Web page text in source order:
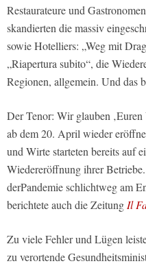
Restaurateure und
skandierten die massiv
sowie Hotelliers: „Weg mit
„Riapertura subito“, die
Regionen, allgemein. Und das
Der Tenor: Wir glauben ‚Euren
ab dem 20. April wieder
und Wirte starteten bereits auf
Wiedereröffnung ihrer
derPandemie schlichtweg am
berichtete auch die Zeitung Il
Zu viele Fehler und Lügen
zu verortende